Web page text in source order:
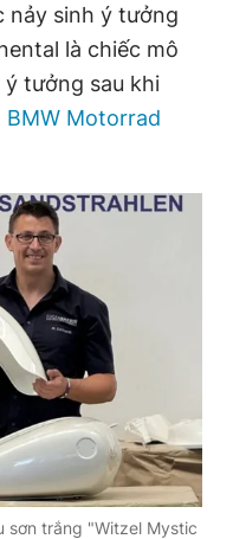
nảy sinh ý tưởng
là chiếc mô
tưởng sau khi
BMW Motorrad
sơn trắng "Witzel Mystic